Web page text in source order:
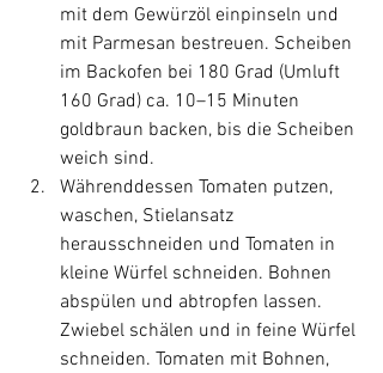
mit dem Gewürzöl einpinseln und
mit Parmesan bestreuen. Scheiben
im Backofen bei 180 Grad (Umluft
160 Grad) ca. 10–15 Minuten
goldbraun backen, bis die Scheiben
weich sind.
Währenddessen Tomaten putzen,
waschen, Stielansatz
herausschneiden und Tomaten in
kleine Würfel schneiden. Bohnen
abspülen und abtropfen lassen.
Zwiebel schälen und in feine Würfel
schneiden. Tomaten mit Bohnen,